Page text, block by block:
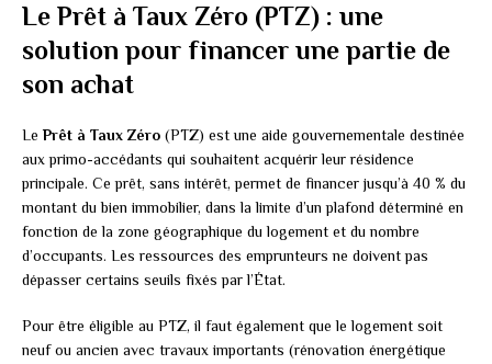
Le Prêt à Taux Zéro (PTZ) : une
solution pour financer une partie de
son achat
LePrêt à Taux Zéro (PTZ) est une aide gouvernementale destinée
aux primo-accédants qui souhaitent acquérir leur résidence
principale. Ce prêt, sans intérêt, permet de financer jusqu’à 40 % du
montant du bien immobilier, dans la limite d’un plafond déterminé en
fonction de la zone géographique du logement et du nombre
d’occupants. Les ressources des emprunteurs ne doivent pas
dépasser certains seuils fixés par l’État.
Pour être éligible au PTZ, il faut également que le logement soit
neuf ou ancien avec travaux importants (rénovation énergétique